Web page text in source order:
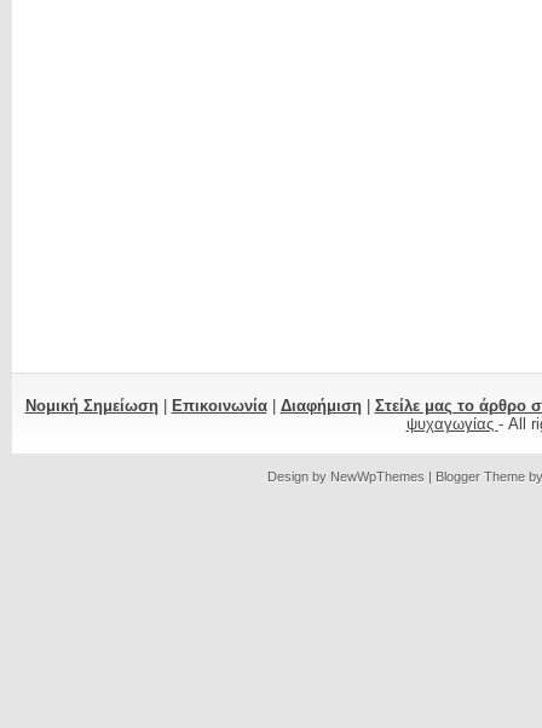
Νομική Σημείωση| Επικοινωνία| Διαφήμιση| Στείλε μας το άρθρο
ψυχαγωγίας - All
Design by NewWpThemes | Blogger Theme